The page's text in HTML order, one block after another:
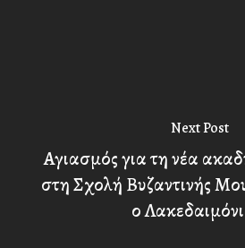
Next Post
Αγιασμός για τη νέα
στη Σχολή Βυζαντινής
ο